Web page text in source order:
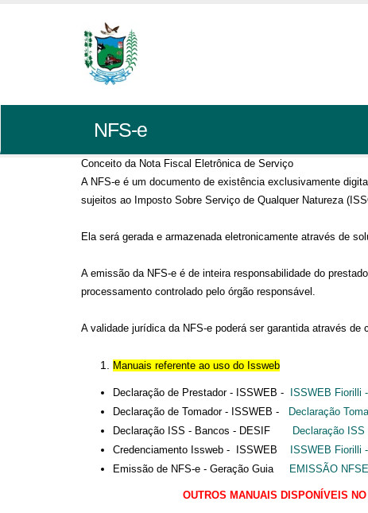
NFS-e
Conceito da Nota Fiscal Eletrônica de Serviço
A NFS-e é um documento de existência exclusivamente
sujeitos ao Imposto Sobre Serviço de Qualquer Natureza
Ela será gerada e armazenada eletronicamente através de
A emissão da NFS-e é de inteira responsabilidade do
processamento controlado pelo órgão responsável.
A validade jurídica da NFS-e poderá ser garantida através de
Manuais referente ao uso do Issweb
Declaração de Prestador - ISSWEB -
ISSWEB Fiorilli
Declaração de Tomador - ISSWEB -
Declaração
Declaração ISS - Bancos - DESIF
Declaração
Credenciamento Issweb - ISSWEB
ISSWEB Fiorilli
Emissão de NFS-e - Geração Guia
EMISSÃO
OUTROS MANUAIS DISPONÍVEIS